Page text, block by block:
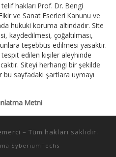
hakları Prof. Dr. Bengi
ve Sanat Eserleri Kanunu ve
hukuki koruma altındadır. Site
kaydedilmesi, çoğaltılması,
teşebbüs edilmesi yasaktır.
edilen kişiler aleyhinde
Siteyi herhangi bir şekilde
sayfadaki şartlara uymayı
Metni
– Tüm hakları saklıdır.
SyberiumTechs